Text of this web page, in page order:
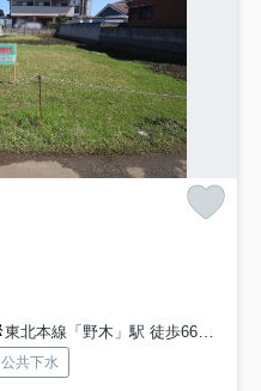
東北本線「野木」駅 徒歩66分
公共下水